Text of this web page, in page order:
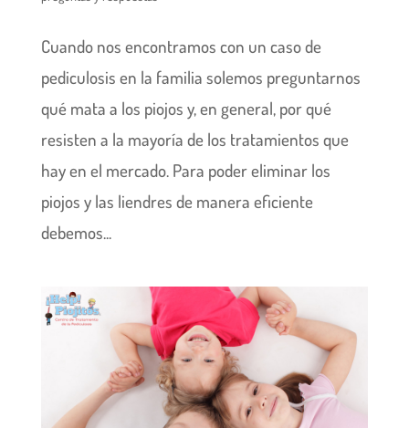
Cuando nos encontramos con un caso de
pediculosis en la familia solemos preguntarnos
qué mata a los piojos y, en general, por qué
resisten a la mayoría de los tratamientos que
hay en el mercado. Para poder eliminar los
piojos y las liendres de manera eficiente
debemos...